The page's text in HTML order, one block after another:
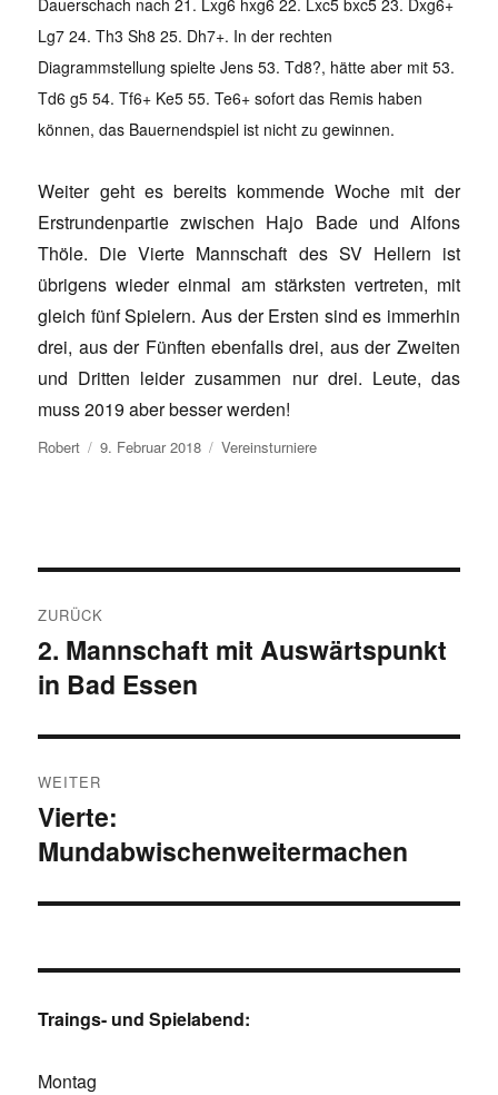
Dauerschach nach 21. Lxg6 hxg6 22. Lxc5 bxc5 23. Dxg6+
Lg7 24. Th3 Sh8 25. Dh7+. In der rechten
Diagrammstellung spielte Jens 53. Td8?, hätte aber mit 53.
Td6 g5 54. Tf6+ Ke5 55. Te6+ sofort das Remis haben
können, das Bauernendspiel ist nicht zu gewinnen.
Weiter geht es bereits kommende Woche mit der
Erstrundenpartie zwischen Hajo Bade und Alfons
Thöle. Die Vierte Mannschaft des SV Hellern ist
übrigens wieder einmal am stärksten vertreten, mit
gleich fünf Spielern. Aus der Ersten sind es immerhin
drei, aus der Fünften ebenfalls drei, aus der Zweiten
und Dritten leider zusammen nur drei. Leute, das
muss 2019 aber besser werden!
Autor
Robert Veröffentlicht
am
9. Februar 2018 Kategorien
Vereinsturniere
ZURÜCK
Vorheriger
Beitrag:
2. Mannschaft mit Auswärtspunkt
in Bad Essen
WEITER
Nächster
Beitrag:
Vierte:
Mundabwischenweitermachen
Traings- und Spielabend:
Montag